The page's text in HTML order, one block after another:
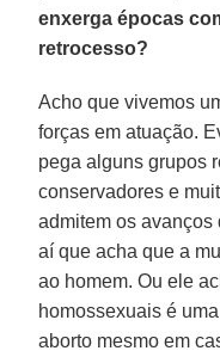
enxerga épocas
retrocesso?
Acho que vivemos
forças em atuação.
pega alguns grupos
conservadores e
admitem os avanços
aí que acha que a
ao homem. Ou ele
homossexuais é
aborto mesmo em